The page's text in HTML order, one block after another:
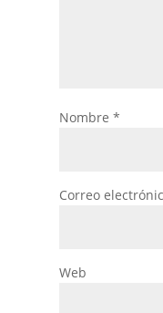
Nombre *
Correo
Web